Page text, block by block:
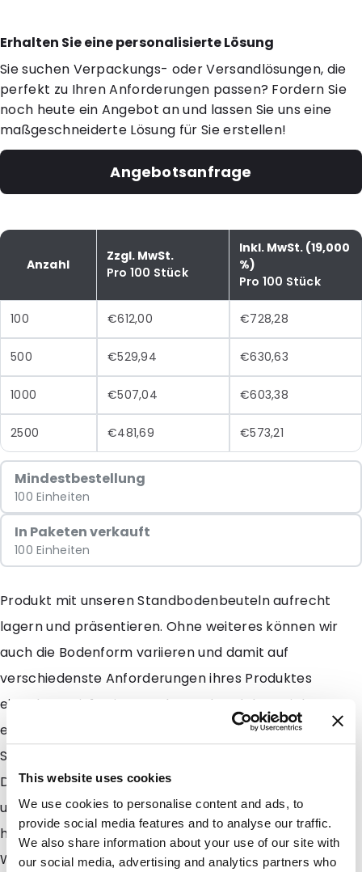
This website uses cookies
We use cookies to personalise content and ads, to
provide social media features and to analyse our traffic.
We also share information about your use of our site with
our social media, advertising and analytics partners who
Erhalten Sie eine personalisierte Lösung
Sie suchen Verpackungs- oder Versandlösungen, die
perfekt zu Ihren Anforderungen passen? Fordern Sie
noch heute ein Angebot an und lassen Sie uns eine
maßgeschneiderte Lösung für Sie erstellen!
Angebotsanfrage
Anzahl
Zzgl. MwSt.
Pro 100 Stück
Inkl. MwSt. (19,000
%)
Pro 100 Stück
100 €612,00 €728,28
500 €529,94 €630,63
1000 €507,04 €603,38
2500 €481,69 €573,21
Mindestbestellung
100 Einheiten
In Paketen verkauft
100 Einheiten
Produkt mit unseren Standbodenbeuteln aufrecht
lagern und präsentieren. Ohne weiteres können wir
auch die Bodenform variieren und damit auf
verschiedenste Anforderungen ihres Produktes
eingehen. Mit 14 Litern Volumen handelt es sich um
einen unserer größten ab Lager verfügbaren
Standbodenbeutel (auch Stand up pouch oder
Doypack genannt). Dieser zeichnet sich ebenso wie
unsere anderen Standbodenbeutel durch seine
hochwertige Verarbeitung und lange Haltbarkeit aus.
Wir können bei Bedarf für Sie auch deutlich größere